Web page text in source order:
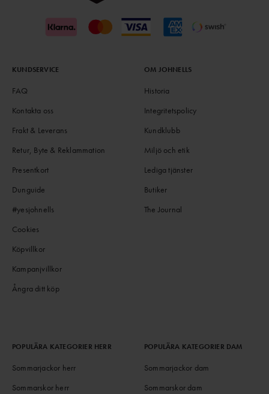
KUNDSERVICE
FAQ
Kontakta oss
Frakt & Leverans
Retur, Byte & Reklammation
Presentkort
Dunguide
#yesjohnells
Cookies
Köpvillkor
Kampanjvillkor
Ångra ditt köp
OM JOHNELLS
Historia
Integritetspolicy
Kundklubb
Miljö och etik
Lediga tjänster
Butiker
The Journal
POPULÄRA KATEGORIER HERR
Sommarjackor herr
Sommarskor herr
POPULÄRA KATEGORIER DAM
Sommarjackor dam
Sommarskor dam